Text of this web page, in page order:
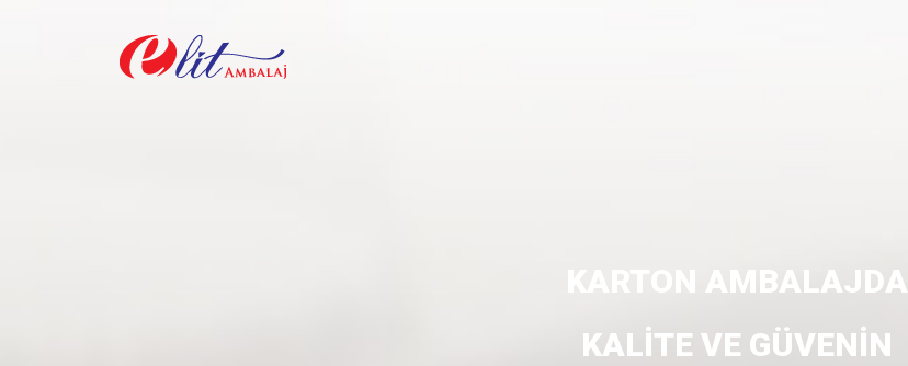
KARTON AMBALAJDA
KALİTE VE GÜVENİN